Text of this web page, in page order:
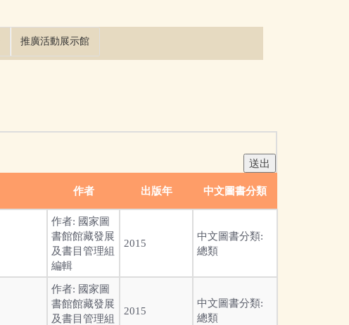
推廣活動展示館
作者 出版年 中文圖書分類
作者: 國家圖
書館館藏發展
及書目管理組
編輯
2015
中文圖書分類:
總類
作者: 國家圖
書館館藏發展
及書目管理組
2015
中文圖書分類:
總類